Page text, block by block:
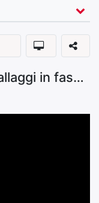
Come utilizzare gli imballaggi in fase di vendita